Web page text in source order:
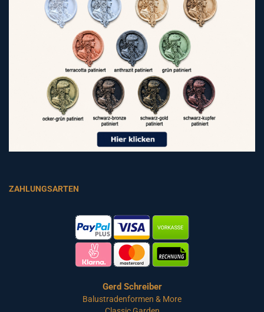
ZAHLUNGSARTEN
Gerd Schreiber
Balustradenformen & More